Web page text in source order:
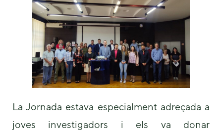
La Jornada estava especialment adreçada a
joves investigadors i els va donar
improve the
website's
functionality
structure,
based on
how the
website is
used.
Experience
In order for